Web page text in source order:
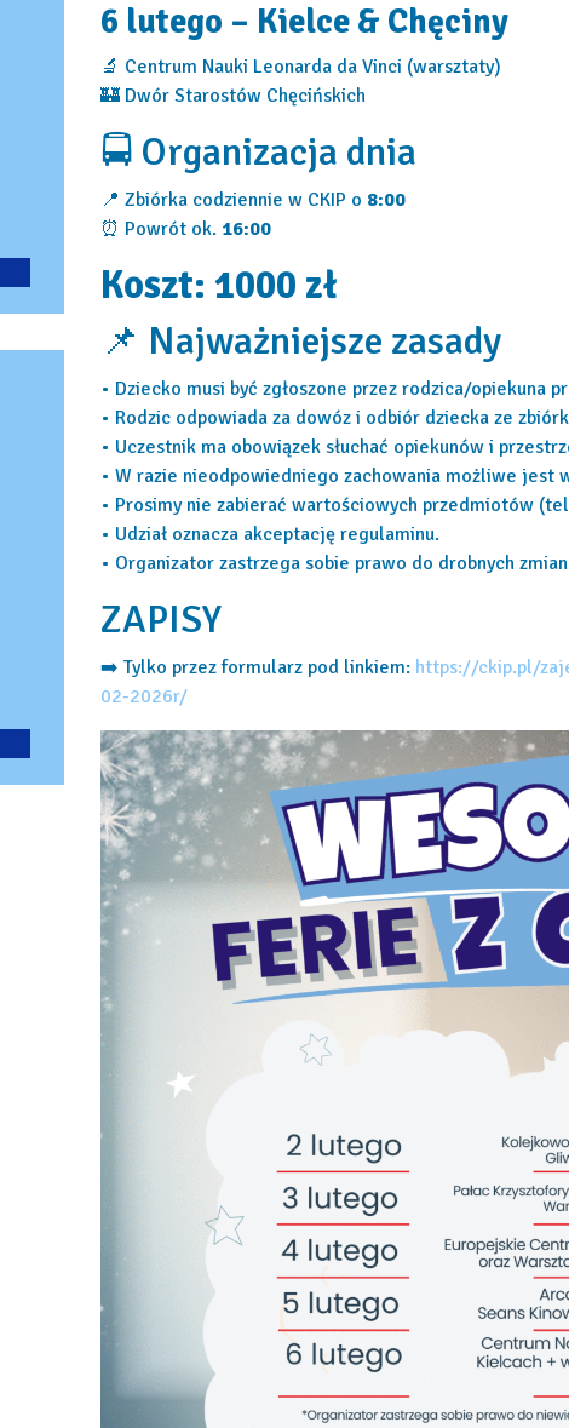
6 lutego – Kielce & Chęciny
🔬 Centrum Nauki Leonarda da Vinci (warsztaty)
🏰 Dwór Starostów Chęcińskich
🚍 Organizacja dnia
📍 Zbiórka codziennie w CKIP o 8:00
⏰ Powrót ok. 16:00
Koszt: 1000 zł
📌 Najważniejsze zasady
• Dziecko musi być zgłoszone przez rodzica/opiekuna
• Rodzic odpowiada za dowóz i odbiór dziecka ze
• Uczestnik ma obowiązek słuchać opiekunów i
• W razie nieodpowiedniego zachowania możliwe jest
• Prosimy nie zabierać wartościowych przedmiotów
• Udział oznacza akceptację regulaminu.
• Organizator zastrzega sobie prawo do drobnych
ZAPISY
➡️ Tylko przez formularz pod linkiem: https://ckip.pl/
02-2026r/